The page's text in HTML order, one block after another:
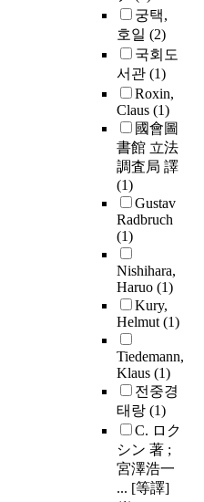
궁택,
호일 (2)
국회도
서관 (1)
Roxin,
Claus (1)
國會圖
書館 立法
調査局 譯
(1)
Gustav
Radbruch
(1)
Nishihara,
Haruo (1)
Kury,
Helmut(1)
Tiedemann,
Klaus (1)
전중경
태랑 (1)
C. ロク
シン 著 ;
宮澤浩一
... [等譯]